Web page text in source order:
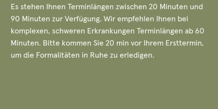
Es stehen Ihnen Terminlängen zwischen 20 Minuten und
90 Minuten zur Verfügung. Wir empfehlen Ihnen bei
komplexen, schweren Erkrankungen Terminlängen ab 60
Minuten. Bitte kommen Sie 20 min vor Ihrem Ersttermin,
um die Formalitäten in Ruhe zu erledigen.